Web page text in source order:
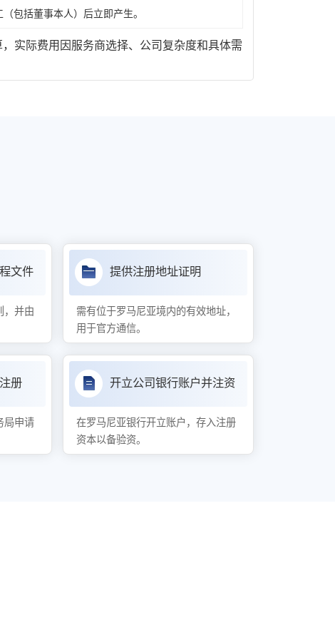
包括董事本人）后立即产生。
实际费用因服务商选择、公司复杂度和具体需
文件
，并由
提供注册地址证明
需有位于罗马尼亚境内的有效地址，
用于官方通信。
册
局申请
开立公司银行账户并注资
在罗马尼亚银行开立账户，存入注册
资本以备验资。